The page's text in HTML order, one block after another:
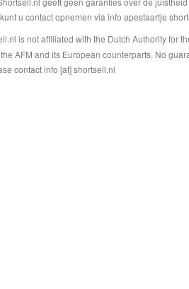
u contact opnemen via info apestaartje
is not affiliated with the Dutch Authority for
AFM and its European counterparts. No
contact info [at] shortsell.nl